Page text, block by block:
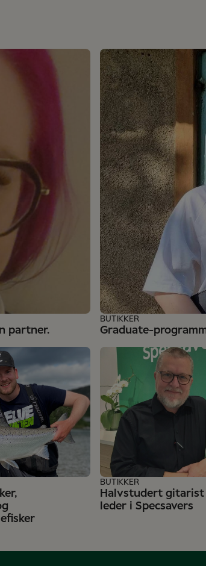
partner. Graduate-
BUTIKKER
Halvstudert gitarist
leder i Specsavers
BUTIKKER